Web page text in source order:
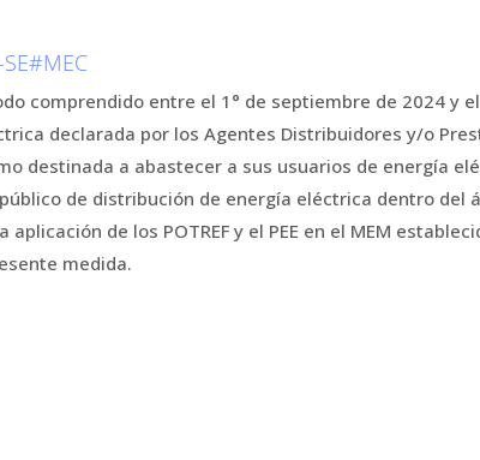
comprendido entre el 1° de septiembre de 2024 y
declarada por los Agentes Distribuidores y/o
destinada a abastecer a sus usuarios de energía
de distribución de energía eléctrica dentro del
de los POTREF y el PEE en el MEM
medida.